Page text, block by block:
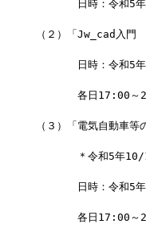
日時：令和5年
（２）「Jw_cad入
日時：令和5年
各日17:00～
（３）「電気自動車
＊令和5年10/
日時：令和5年
各日17:00～